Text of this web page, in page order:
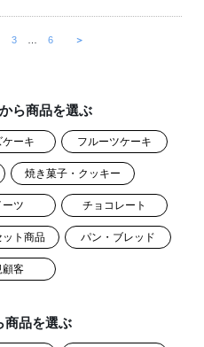
3 … 6 ＞
ら商品を選ぶ
ーキ フルーツケーキ
焼き菓子・クッキー
ーツ チョコレート
ット商品 パン・ブレッド
顧客
商品を選ぶ